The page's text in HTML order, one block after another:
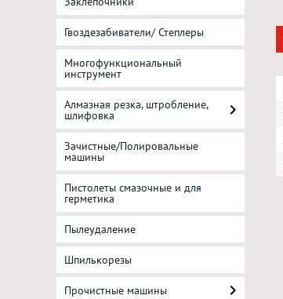
Гвоздезабиватели/ Степлеры
Многофункциональный
инструмент
Алмазная резка, штробление,
шлифовка
Зачистные/Полировальные
машины
Пистолеты смазочные и для
герметика
Пылеудаление
Шпилькорезы
Прочистные машины